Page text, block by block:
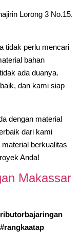
Lorong 3 No.15.
tidak perlu mencari
bahan
ada duanya.
dan kami siap
dengan material
dari kami
berkualitas
Anda!
Makassar